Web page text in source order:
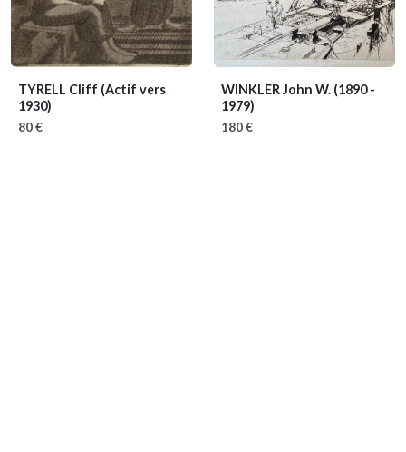
TYRELL Cliff (Actif vers
1930)
80 €
WINKLER John W. (1890 -
1979)
180 €